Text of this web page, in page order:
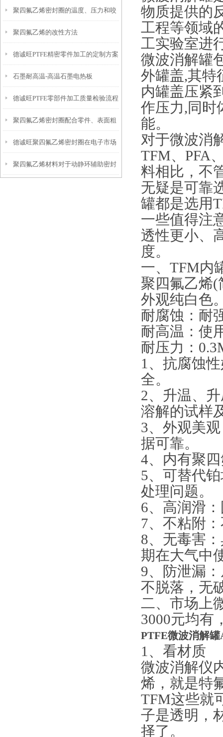
作方法
聚四氟乙烯密封圈的温度、压力和咬
合间隙
聚四氟乙烯的改性方法
德诚旺PTFE精密零件加工的定制方案
石墨耐高温-高温石墨电热板
德诚旺PTFE零部件加工质量检验流程
聚四氟乙烯密封圈配合零件、表面粗
糙度和硬度
德诚旺聚四氟乙烯密封圈在电子市场
的案例应用
聚四氟乙烯材料对于动静环辅助密封
物质提供的
工程等领域
工实验室进
微波消解罐
外罐盖,其特
内罐盖压紧
作压力,同时
能。
对于微波消
TFM、PFA
料相比，不
无疑是可靠
罐都是选用
一些值得注
透性更小、
度。
一、TFM内
聚四氟乙烯(
外观纯白色
耐腐蚀：耐
耐高温：使
耐压力：
1、抗腐蚀
全。
2、升温、
溶解的试样
3、外观美
据可靠。
4、内有聚
5、可替代
处理问题。
6、高润滑
7、不粘附
8、无毒害
期在大气中
9、防泄漏
不脱落，无
二、市场上
3000元均有
PTFE微波消解
1、看材质
微波消解仪
烯，就是特
TFM这些就
子是透明，
择了。